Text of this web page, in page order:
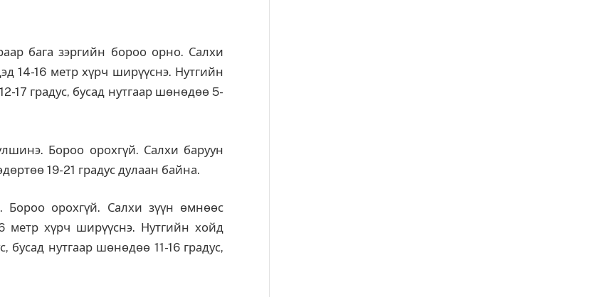
бага зэргийн бороо орно. Салхи
14-16 метр хүрч ширүүснэ. Нутгийн
17 градус, бусад нутгаар шөнөдөө 5-
Бороо орохгүй. Салхи баруун
19-21 градус дулаан байна.
орохгүй. Салхи зүүн өмнөөс
метр хүрч ширүүснэ. Нутгийн хойд
бусад нутгаар шөнөдөө 11-16 градус,